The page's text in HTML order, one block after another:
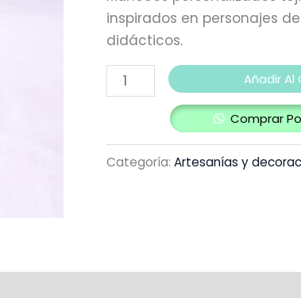
inspirados en personajes
didácticos.
Añadir Al
Comprar
Categoría: Artesanías y